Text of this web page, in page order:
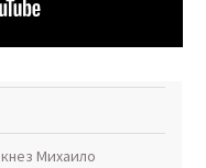
кнез Михаило